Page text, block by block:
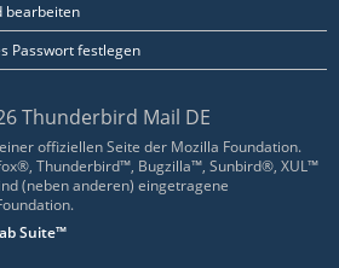
bearbeiten
Passwort festlegen
Thunderbird Mail DE
offiziellen Seite der Mozilla Foundation.
Thunderbird™, Bugzilla™, Sunbird®, XUL™
(neben anderen) eingetragene
Suite™